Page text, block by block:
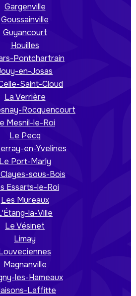
Gargenville
Goussainville
Guyancourt
Houilles
Pontchartrain
en-Josas
Saint-Cloud
La Verrière
Rocquencourt
Mesnil-le-Roi
Le Pecq
en-Yvelines
Le Port-Marly
sous-Bois
Essarts-le-Roi
Les Mureaux
la-Ville
Le Vésinet
Limay
Magnanville
les-Hameaux
Laffitte